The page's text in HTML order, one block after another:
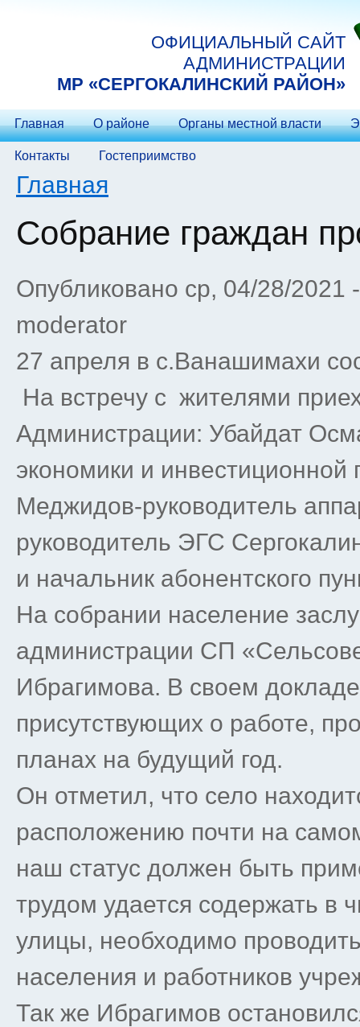
ОФИЦИАЛЬНЫЙ САЙТ
АДМИНИСТРАЦИИ
МP «СЕРГОКАЛИНСКИЙ РАЙОН»
Главная О районе Органы местной власти
Контакты Гостеприимство
Вы здесь
Главная
Собрание граждан
Опубликовано ср, 04/28/2021
moderator
27 апреля в с.Ванашимахи
На встречу с жителями
Администрации: Убайдат
экономики и инвестиционной
Меджидов-руководитель
руководитель ЭГС
и начальник абонентского
На собрании население
администрации СП
Ибрагимова. В своем
присутствующих о работе,
планах на будущий год.
Он отметил, что село
расположению почти на
наш статус должен быть
трудом удается содержать в
улицы, необходимо
населения и работников
Так же Ибрагимов